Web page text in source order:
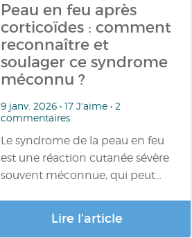
Peau en feu après
corticoïdes : comment
reconnaître et
soulager ce syndrome
méconnu ?
9 janv. 2026 • 17 J'aime • 2
commentaires
Le syndrome de la peau en feu
est une réaction cutanée sévère
souvent méconnue, qui peut…
Lire l'article